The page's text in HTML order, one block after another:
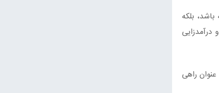
بلکه
راهی